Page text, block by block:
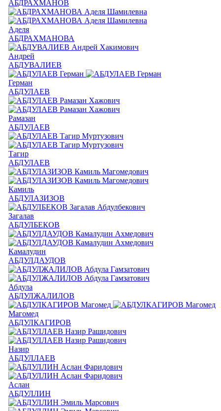
АБДРАХМАНОВ
Аделя
АБДРАХМАНОВА
Андрей
АБДУВАЛИЕВ
Герман
АБДУЛАЕВ
Рамазан
АБДУЛАЕВ
Тагир
АБДУЛАЕВ
Камиль
АБДУЛАЗИЗОВ
Загалав
АБДУЛБЕКОВ
Камалудин
АБДУЛДАУДОВ
Абдула
АБДУЛЖАЛИЛОВ
Магомед
АБДУЛКАГИРОВ
Назир
АБДУЛЛАЕВ
Аслан
АБДУЛЛИН